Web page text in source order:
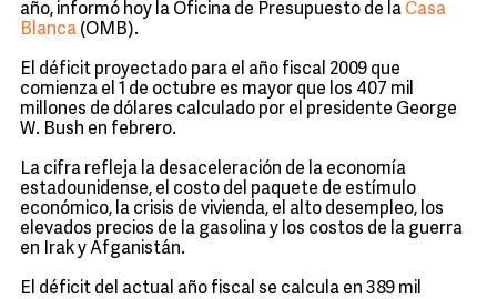
año, informó hoy la Oficina de Presupuesto de la Casa
Blanca (OMB).
El déficit proyectado para el año fiscal 2009 que
comienza el 1 de octubre es mayor que los 407 mil
millones de dólares calculado por el presidente George
W. Bush en febrero.
La cifra refleja la desaceleración de la economía
estadounidense, el costo del paquete de estímulo
económico, la crisis de vivienda, el alto desempleo, los
elevados precios de la gasolina y los costos de la guerra
en Irak y Afganistán.
El déficit del actual año fiscal se calcula en 389 mil